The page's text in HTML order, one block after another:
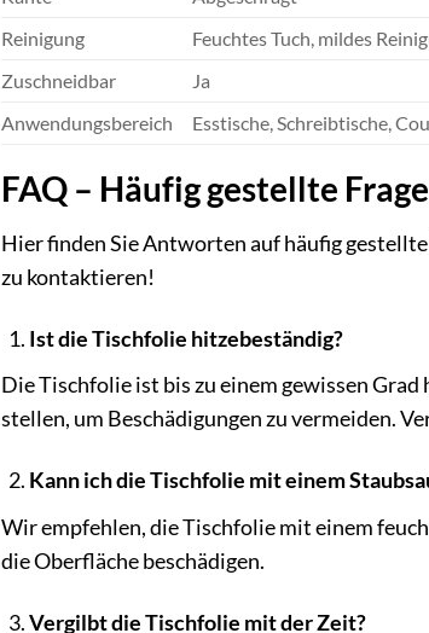
Reinigung
Feuchtes Tuch, mildes
Zuschneidbar
Ja
Anwendungsbereich
Esstische, Schreibtische,
FAQ – Häufig gestellte
Hier finden Sie Antworten auf häufig
zu kontaktieren!
Ist die Tischfolie hitzebeständig?
Die Tischfolie ist bis zu einem gewissen
stellen, um Beschädigungen zu vermeiden.
Kann ich die Tischfolie mit einem
Wir empfehlen, die Tischfolie mit einem
die Oberfläche beschädigen.
Vergilbt die Tischfolie mit der Zeit?